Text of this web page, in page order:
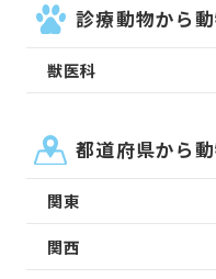
診療動物から
獣医科
都道府県から
関東
関西